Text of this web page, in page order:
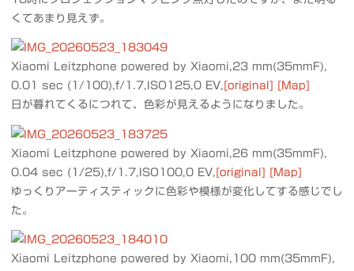
くてあまり見えず。
Xiaomi Leitzphone powered by Xiaomi,23 mm(35mmF),
0.01 sec (1/100),f/1.7,ISO125,0 EV, [original]
[Map]
日が暮れてくるにつれて、色彩が見えるようになりました。
Xiaomi Leitzphone powered by Xiaomi,26 mm(35mmF),
0.04 sec (1/25),f/1.7,ISO100,0 EV, [original] [Map]
ゆっくりアーティスティックに色彩や模様が変化してする感じでし
た。
Xiaomi Leitzphone powered by Xiaomi,100 mm(35mmF),